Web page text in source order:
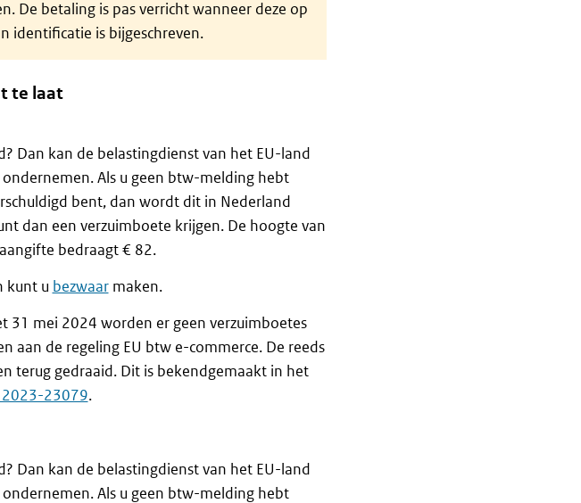
De betaling is pas verricht wanneer deze op
identificatie is bijgeschreven.
te laat
Dan kan de belastingdienst van het EU-land
Als u geen btw-melding hebt
bent, dan wordt dit in Nederland
dan een verzuimboete krijgen. De hoogte van
bedraagt € 82.
kunt u bezwaarmaken.
31 mei 2024 worden er geen verzuimboetes
aan de regeling EU btw e-commerce. De reeds
terug gedraaid. Dit is bekendgemaakt in het
2023-23079.
Dan kan de belastingdienst van het EU-land
Als u geen btw-melding hebt